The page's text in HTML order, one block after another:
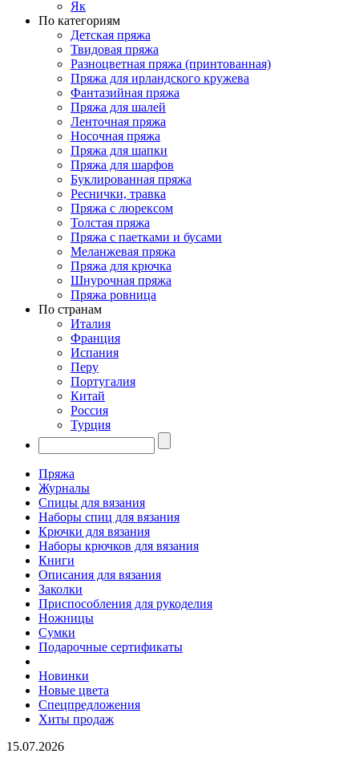
Як
По категориям
Детская пряжа
Твидовая пряжа
Разноцветная пряжа (принтованная)
Пряжа для ирландского кружева
Фантазийная пряжа
Пряжа для шалей
Ленточная пряжа
Носочная пряжа
Пряжа для шапки
Пряжа для шарфов
Буклированная пряжа
Реснички, травка
Пряжа с люрексом
Толстая пряжа
Пряжа с паетками и бусами
Меланжевая пряжа
Пряжа для крючка
Шнурочная пряжа
Пряжа ровница
По странам
Италия
Франция
Испания
Перу
Португалия
Китай
Россия
Турция
Пряжа
Журналы
Спицы для вязания
Наборы спиц для вязания
Крючки для вязания
Наборы крючков для вязания
Книги
Описания для вязания
Заколки
Приспособления для рукоделия
Ножницы
Сумки
Подарочные сертификаты
Новинки
Новые цвета
Спецпредложения
Хиты продаж
15.07.2026